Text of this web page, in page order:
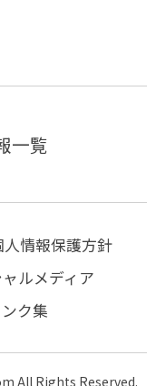
一覧
人情報保護方針
ルメディア
ク集
All Rights Reserved.